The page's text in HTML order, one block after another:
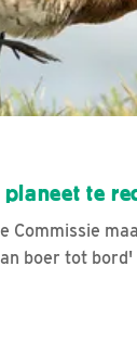
te
Commissie
boer tot bord'